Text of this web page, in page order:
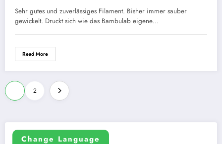
Sehr gutes und zuverlässiges Filament. Bisher immer sauber
gewickelt. Druckt sich wie das Bambulab eigene…
Read More
Seitennummerierung
der
Beiträge
2
Change Language